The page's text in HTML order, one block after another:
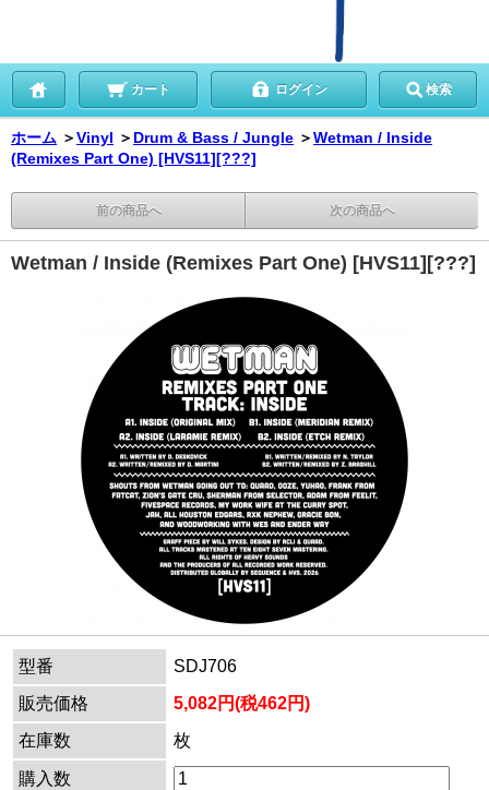
カート ログイン 検索
ホーム ＞Vinyl ＞ Drum & Bass / Jungle ＞Wetman / Inside
(Remixes Part One) [HVS11][???]
前の商品へ 次の商品へ
Wetman / Inside (Remixes Part One) [HVS11][???]
型番
SDJ706
販売価格
5,082円(税462円)
在庫数
枚
購入数